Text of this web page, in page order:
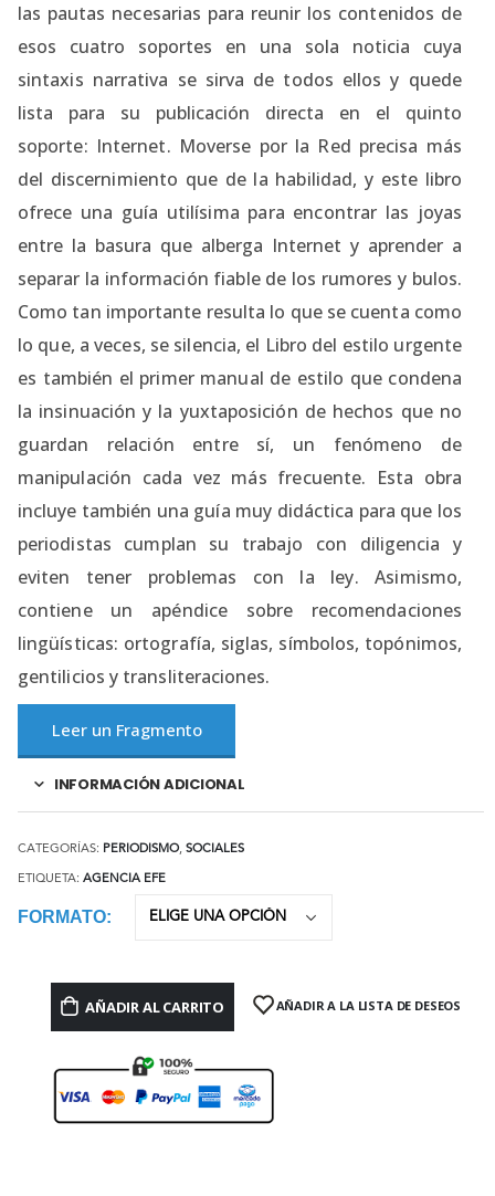
las pautas necesarias para reunir los contenidos de
esos cuatro soportes en una sola noticia cuya
sintaxis narrativa se sirva de todos ellos y quede
lista para su publicación directa en el quinto
soporte: Internet. Moverse por la Red precisa más
del discernimiento que de la habilidad, y este libro
ofrece una guía utilísima para encontrar las joyas
entre la basura que alberga Internet y aprender a
separar la información fiable de los rumores y bulos.
Como tan importante resulta lo que se cuenta como
lo que, a veces, se silencia, el Libro del estilo urgente
es también el primer manual de estilo que condena
la insinuación y la yuxtaposición de hechos que no
guardan relación entre sí, un fenómeno de
manipulación cada vez más frecuente. Esta obra
incluye también una guía muy didáctica para que los
periodistas cumplan su trabajo con diligencia y
eviten tener problemas con la ley. Asimismo,
contiene un apéndice sobre recomendaciones
lingüísticas: ortografía, siglas, símbolos, topónimos,
gentilicios y transliteraciones.
Leer un Fragmento
INFORMACIÓN ADICIONAL
CATEGORÍAS: PERIODISMO, SOCIALES
ETIQUETA: AGENCIA EFE
FORMATO
AÑADIR AL CARRITO AÑADIR A LA LISTA DE DESEOS